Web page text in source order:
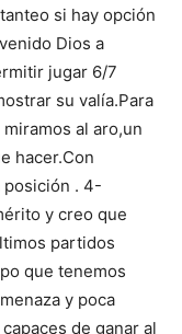
si hay opción
Dios a
jugar 6/7
su valía.Para
al aro,un
hacer.Con
posición . 4-
y creo que
partidos
que tenemos
y poca
de ganar al